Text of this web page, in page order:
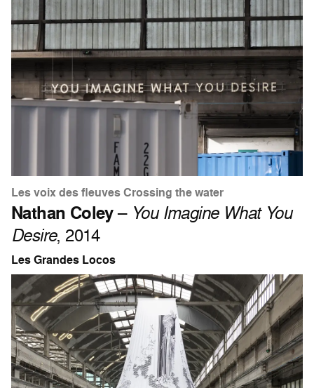
Les voix des fleuves Crossing the water
Nathan Coley– You Imagine What You
Desire, 2014
Les Grandes Locos